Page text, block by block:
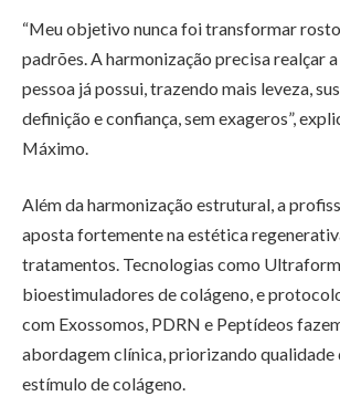
“Meu objetivo nunca foi transformar
padrões. A harmonização precisa realçar
pessoa já possui, trazendo mais leveza,
definição e confiança, sem exageros”,
Máximo.
Além da harmonização estrutural, a
aposta fortemente na estética
tratamentos. Tecnologias como
bioestimuladores de colágeno, e
com Exossomos, PDRN e Peptídeos
abordagem clínica, priorizando qualidade
estímulo de colágeno.